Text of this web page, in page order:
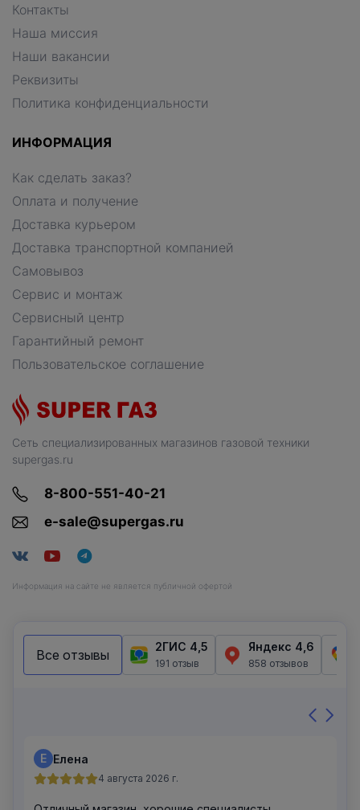
Сеть специализированных магазинов газовой техники
supergas.ru
8-800-551-40-21
e-sale@supergas.ru
Информация на сайте не является публичной офертой
Контакты
Наша миссия
Наши вакансии
Реквизиты
Политика конфиденциальности
ИНФОРМАЦИЯ
Как сделать заказ?
Оплата и получение
Доставка курьером
Доставка транспортной компанией
Самовывоз
Сервис и монтаж
Сервисный центр
Гарантийный ремонт
Пользовательское соглашение